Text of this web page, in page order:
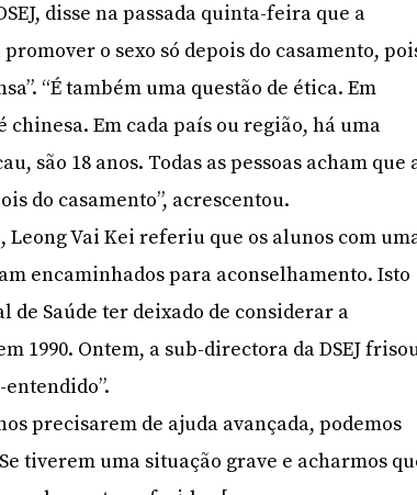
disse na passada quinta-feira que a
o sexo só depois do casamento,
“É também uma questão de ética. Em
Em cada país ou região, há uma
são 18 anos. Todas as pessoas acham que
do casamento”, acrescentou.
Vai Kei referiu que os alunos com
encaminhados para aconselhamento. Isto
de Saúde ter deixado de considerar a
1990. Ontem, a sub-directora da DSEJ
precisarem de ajuda avançada, podemos
tiverem uma situação grave e acharmos